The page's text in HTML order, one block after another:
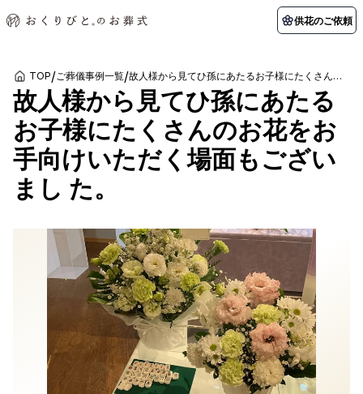
供花のご依頼
初めての方へ
初めての方へ 納棺の儀とは？
葬儀の流れ 会員制度
アフターサポート
会社を知る
スタッフ一覧 採用情報
店舗用地募集
関東エリア
東京都 埼玉県
千葉県
北海道エリア
札幌市 函館市
お客様の声
ご葬儀事例 お客様の声
よくある質問
葬儀の知識
葬儀の知識 供花のご依頼
TOP/ご葬儀事例一覧/ 故人様から見てひ孫にあたるお子様にたくさんのお花をお手向けいただく場面もございまし た。
故人様から見てひ孫にあたる
お子様にたくさんのお花をお
手向けいただく場面もござい
まし た。